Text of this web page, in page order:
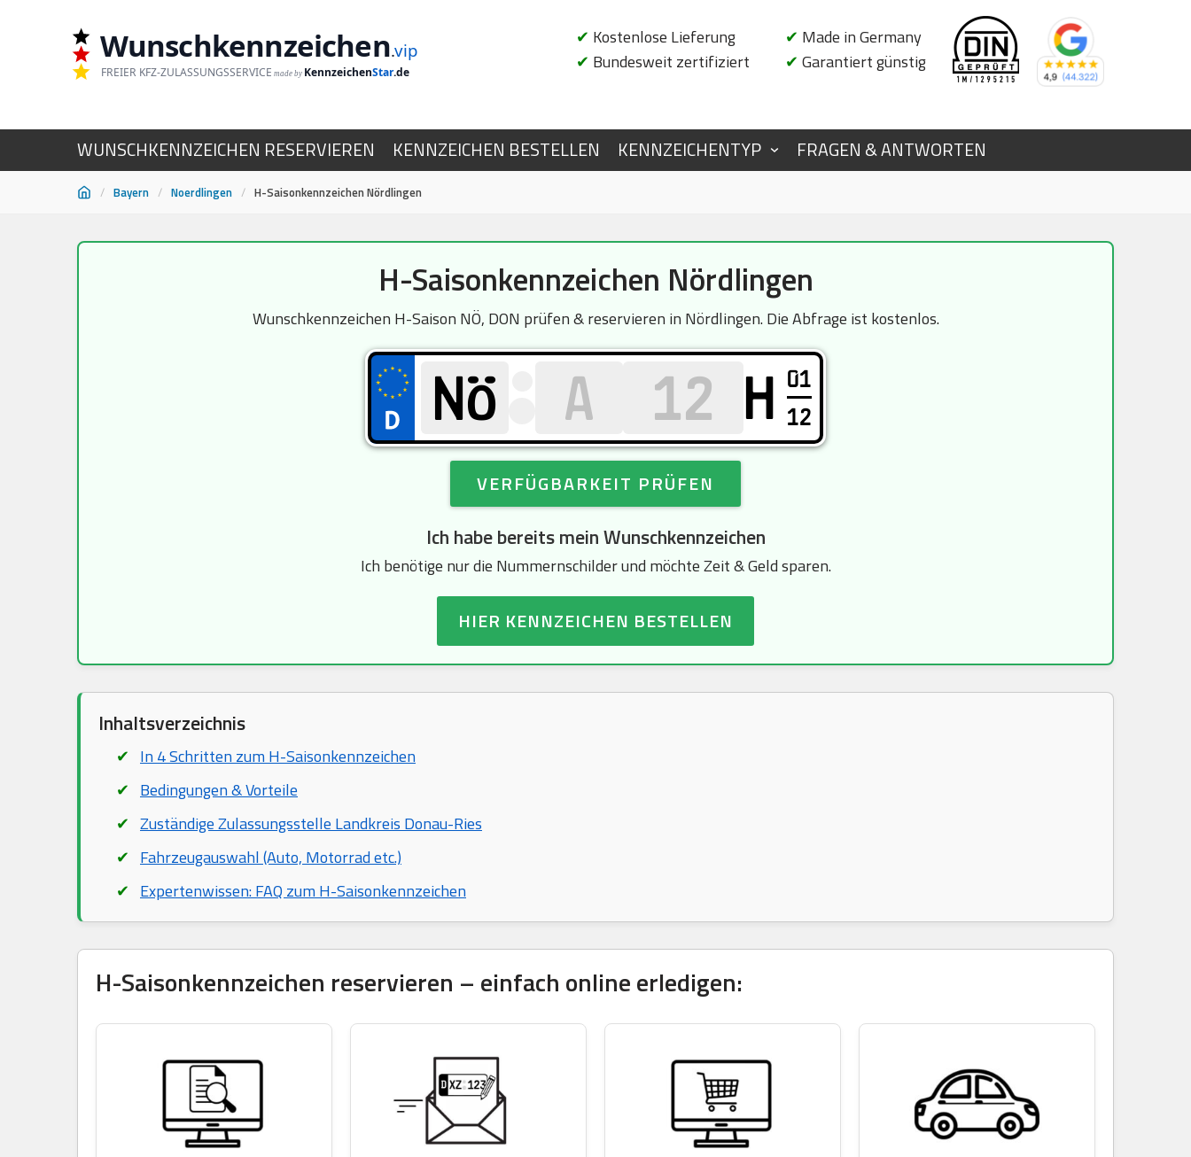
Wunschkennzeichen.vip
FREIER KFZ-ZULASSUNGSSERVICE made by KennzeichenStar.de
✔ Kostenlose Lieferung
✔ Bundesweit zertifiziert
✔ Made in Germany
✔ Garantiert günstig
WUNSCHKENNZEICHEN RESERVIEREN KENNZEICHEN BESTELLEN KENNZEICHENTYP FRAGEN & ANTWORTEN
/ Bayern / Noerdlingen / H-Saisonkennzeichen Nördlingen
H-Saisonkennzeichen Nördlingen
Wunschkennzeichen H-Saison NÖ, DON prüfen & reservieren in Nördlingen. Die Abfrage ist kostenlos.
H 01
12
VERFÜGBARKEIT PRÜFEN
Ich habe bereits mein Wunschkennzeichen
Ich benötige nur die Nummernschilder und möchte Zeit & Geld sparen.
HIER KENNZEICHEN BESTELLEN
Inhaltsverzeichnis
In 4 Schritten zum H-Saisonkennzeichen
Bedingungen & Vorteile
Zuständige Zulassungsstelle Landkreis Donau-Ries
Fahrzeugauswahl (Auto, Motorrad etc.)
Expertenwissen: FAQ zum H-Saisonkennzeichen
H-Saisonkennzeichen reservieren – einfach online erledigen: